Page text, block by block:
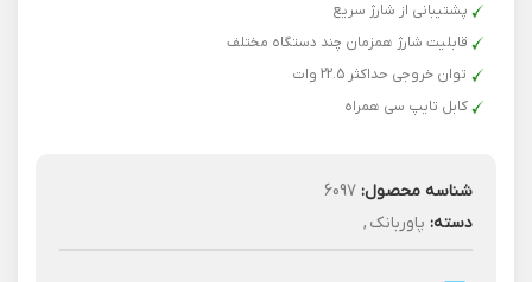
پشتیبانی از شارژ سریع
قابلیت شارژ همزمان چند دستگاه مختلف
توان خروجی حداکثر 22.5 وات
کابل تایپ سی همراه
شناسه محصول: 6097
دسته: پاوربانک ,